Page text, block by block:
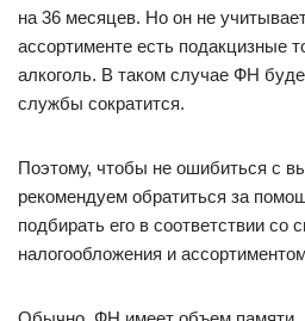
на 36 месяцев. Но он не
ассортименте есть подакцизные
алкоголь. В таком случае ФН
службы сократится.
Поэтому, чтобы не ошибиться с
рекомендуем обратиться за
подбирать его в соответствии со
налогообложения и